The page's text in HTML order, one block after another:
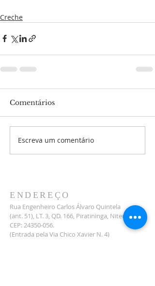
Creche
Comentários
Escreva um comentário
ENDEREÇO
Rua Engenheiro Carlos Álvaro Quintela
(ant. 51), LT. 3, QD. 166, Piratininga, Niterói.
CEP:24350-056.
(Entrada pela Via Chico Xavier N. 4)